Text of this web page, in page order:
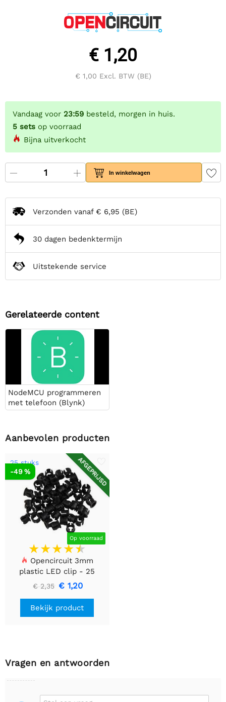
€ 1,20
€ 1,00 Excl. BTW (BE)
Vandaag voor 23:59 besteld, morgen in huis.
5 sets op voorraad
Bijna uitverkocht
In winkelwagen
Verzonden vanaf € 6,95 (BE)
30 dagen bedenktermijn
Uitstekende service
Gerelateerde content
NodeMCU programmeren
met telefoon (Blynk)
Aanbevolen producten
AFGEPRIJSD
25 stuks
Op voorraad
-49 %
Opencircuit 3mm
plastic LED clip - 25
stuks
€ 2,35 € 1,20
Bekijk product
Vragen en antwoorden